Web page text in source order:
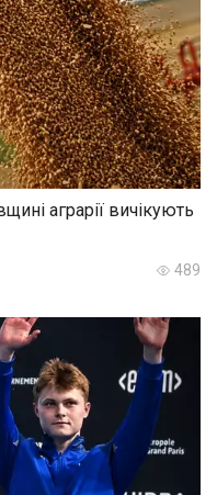
аграрії вичікують
489